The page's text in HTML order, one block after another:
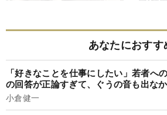
あなたにおすす
「好きなことを仕事にしたい」若者へ
の回答が正論すぎて、ぐうの音も出な
小倉健一